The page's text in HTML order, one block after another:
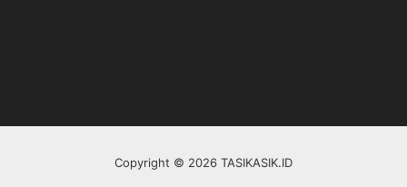
Copyright © 2026 TASIKASIK.ID